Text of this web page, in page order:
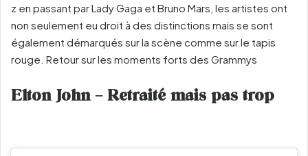
z en passant par Lady Gaga et Bruno Mars, les artistes ont
non seulement eu droit à des distinctions mais se sont
également démarqués sur la scène comme sur le tapis
rouge. Retour sur les moments forts des Grammys
Elton John – Retraité mais pas trop